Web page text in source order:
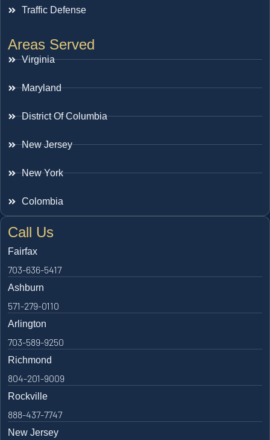
Traffic Defense
Areas Served
Virginia
Maryland
District Of Columbia
New Jersey
New York
Colombia
Call Us
Fairfax
703-636-5417
Ashburn
571-279-0110
Arlington
703-589-9250
Richmond
804-201-9009
Rockville
888-437-7747
New Jersey